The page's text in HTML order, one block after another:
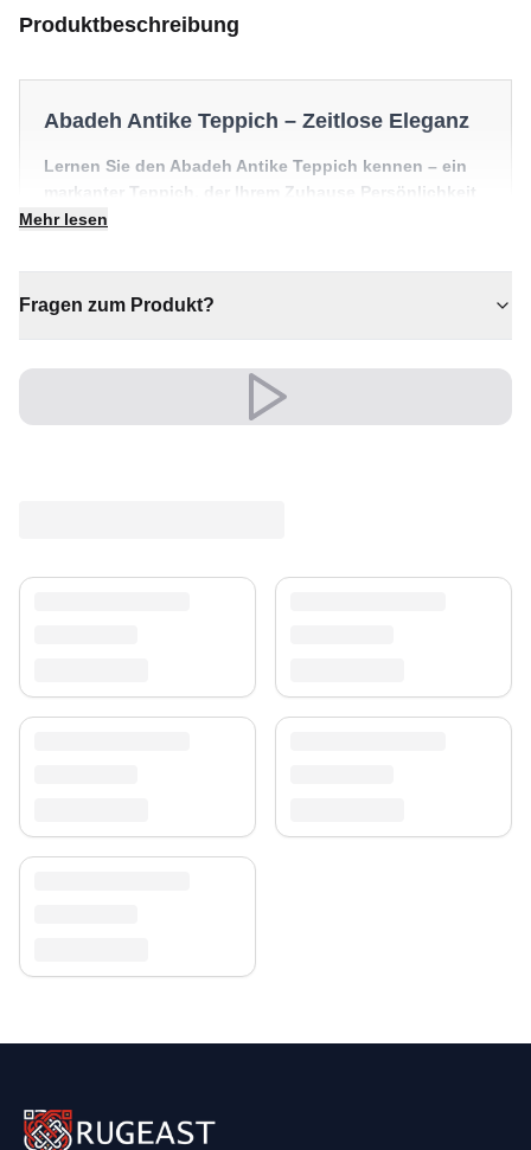
Produktbeschreibung
Abadeh Antike Teppich – Zeitlose Eleganz
Lernen Sie den Abadeh Antike Teppich kennen – ein
markanter Teppich, der Ihrem Zuhause Persönlichkeit
und Wärme schenkt. Ein echtes Herzstück für
✔ Passt zu moderner und klassischer Einrichtung
✔ Zeitloses Design für jeden Raum
✔ Verleiht jedem Raum gemütliche Eleganz
✔ Ein echter Blickfang für Ihr Zuhause
unsererTeppich-Kollektion
Mehr lesen
Fragen zum Produkt?